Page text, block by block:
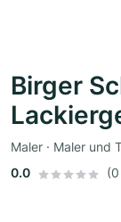
Birger
Maler · Maler und
0.0